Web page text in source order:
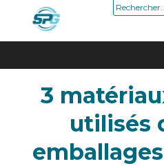
3
utilisés